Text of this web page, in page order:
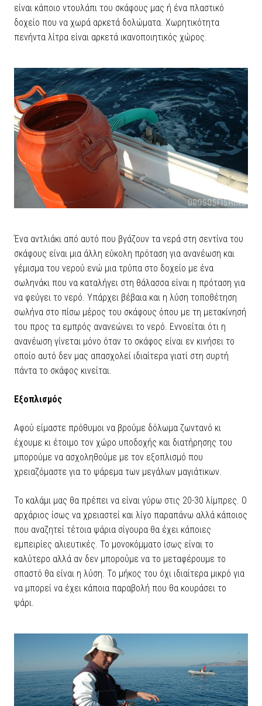
είναι κάποιο ντουλάπι του σκάφους μας ή ένα πλαστικό
δοχείο που να χωρά αρκετά δολώματα. Χωρητικότητα
πενήντα λίτρα είναι αρκετά ικανοποιητικός χώρος.
Ένα αντλιάκι από αυτό που βγάζουν τα νερά στη σεντίνα του
σκάφους είναι μια άλλη εύκολη πρόταση για ανανέωση και
γέμισμα του νερού ενώ μια τρύπα στο δοχείο με ένα
σωληνάκι που να καταλήγει στη θάλασσα είναι η πρόταση για
να φεύγει το νερό. Υπάρχει βέβαια και η λύση τοποθέτηση
σωλήνα στο πίσω μέρος του σκάφους όπου με τη μετακίνησή
του προς τα εμπρός ανανεώνει το νερό. Εννοείται ότι η
ανανέωση γίνεται μόνο όταν το σκάφος είναι εν κινήσει το
οποίο αυτό δεν μας απασχολεί ιδιαίτερα γιατί στη συρτή
πάντα το σκάφος κινείται.
Εξοπλισμός
Αφού είμαστε πρόθυμοι να βρούμε δόλωμα ζωντανό κι
έχουμε κι έτοιμο τον χώρο υποδοχής και διατήρησης του
μπορούμε να ασχοληθούμε με τον εξοπλισμό που
χρειαζόμαστε για το ψάρεμα των μεγάλων μαγιάτικων.
Το καλάμι μας θα πρέπει να είναι γύρω στις 20-30 λίμπρες. Ο
αρχάριος ίσως να χρειαστεί και λίγο παραπάνω αλλά κάποιος
που αναζητεί τέτοια ψάρια σίγουρα θα έχει κάποιες
εμπειρίες αλιευτικές. Το μονοκόμματο ίσως είναι το
καλύτερο αλλά αν δεν μπορούμε να το μεταφέρουμε το
σπαστό θα είναι η λύση. Το μήκος του όχι ιδιαίτερα μικρό για
να μπορεί να έχει κάποια παραβολή που θα κουράσει το
ψάρι.